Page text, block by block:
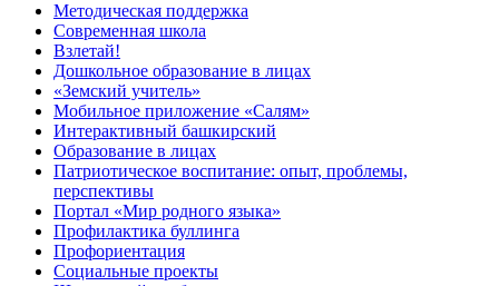
Методическая поддержка
Современная школа
Взлетай!
Дошкольное образование в лицах
«Земский учитель»
Мобильное приложение «Салям»
Интерактивный башкирский
Образование в лицах
Патриотическое воспитание: опыт, проблемы,
перспективы
Портал «Мир родного языка»
Профилактика буллинга
Профориентация
Социальные проекты